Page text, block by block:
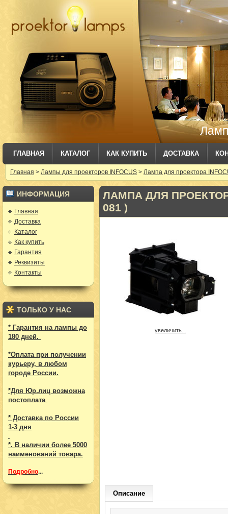
ГЛАВНАЯ КАТАЛОГ КАК КУПИТЬ ДОСТАВКА
Главная > Лампы для проекторов INFOCUS> Лампа для проектора
ИНФОРМАЦИЯ
Главная
Доставка
Каталог
Как купить
Гарантия
Реквизиты
Контакты
ТОЛЬКО У НАС
* Гарантия на лампы до
180 дней.
*Оплата при получении
курьеру, в любом
городе России.
*Для Юр.лиц возможна
постоплата
* Доставка по России
1-3 дня
*. В наличии более 5000
наименований товара.
Подробно...
ЛАМПА ДЛЯ ПРОЕКТОРА
081 )
увеличить...
Описание